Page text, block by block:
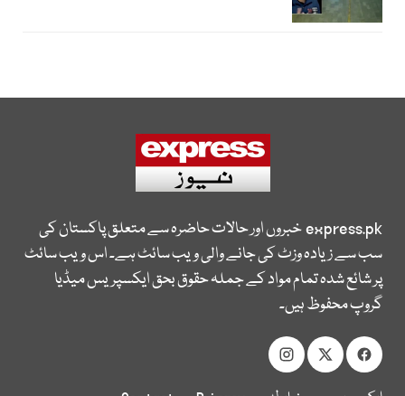
express.pkخبروں اور حالات حاضرہ سے متعلق پاکستان کی
سب سے زیادہ وزٹ کی جانے والی ویب سائٹ ہے۔ اس ویب سائٹ
پر شائع شدہ تمام مواد کے جملہ حقوق بحق ایکسپریس میڈیا
گروپ محفوظ ہیں۔